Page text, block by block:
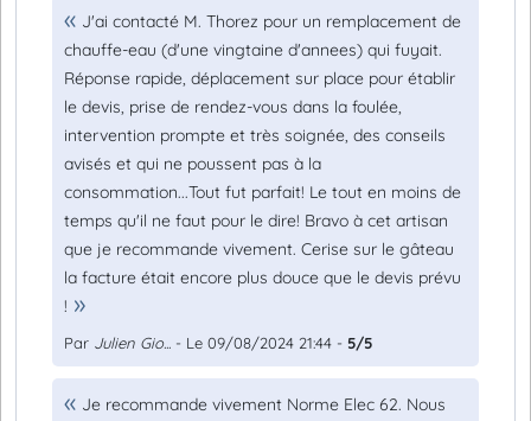
J'ai contacté M. Thorez pour un remplacement de
chauffe-eau (d'une vingtaine d'annees) qui fuyait.
Réponse rapide, déplacement sur place pour établir
le devis, prise de rendez-vous dans la foulée,
intervention prompte et très soignée, des conseils
avisés et qui ne poussent pas à la
consommation...Tout fut parfait! Le tout en moins de
temps qu'il ne faut pour le dire! Bravo à cet artisan
que je recommande vivement. Cerise sur le gâteau
la facture était encore plus douce que le devis prévu
!
Par Julien Gio... - Le 09/08/2024 21:44 - 5/5
Je recommande vivement Norme Elec 62. Nous